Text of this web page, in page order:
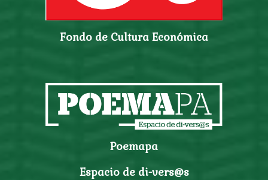
Fondo de Cultura Económica
Poemapa
Espacio de di-vers@s